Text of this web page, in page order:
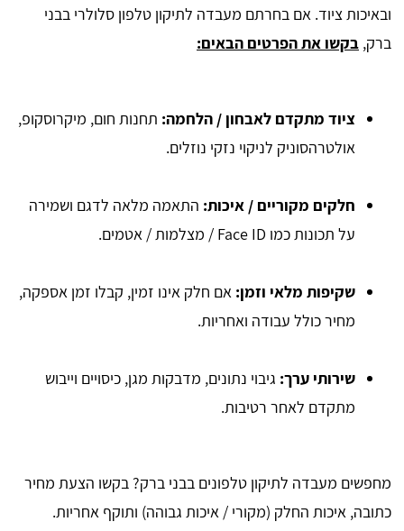
ובאיכות ציוד. אם בחרתם מעבדה לתיקון טלפון סלולרי בבני
ברק, בקשו את הפרטים הבאים:
ציוד מתקדם לאבחון / הלחמה: תחנות חום, מיקרוסקופ,
אולטרהסוניק לניקוי נזקי נוזלים.
חלקים מקוריים / איכות: התאמה מלאה לדגם ושמירה
על תכונות כמו Face ID / מצלמות / אטמים.
שקיפות מלאי וזמן: אם חלק אינו זמין, קבלו זמן אספקה,
מחיר כולל עבודה ואחריות.
שירותי ערך: גיבוי נתונים, מדבקות מגן, כיסויים וייבוש
מתקדם לאחר רטיבות.
מחפשים מעבדה לתיקון טלפונים בבני ברק? בקשו הצעת מחיר
כתובה, איכות החלק (מקורי / איכות גבוהה) ותוקף אחריות.